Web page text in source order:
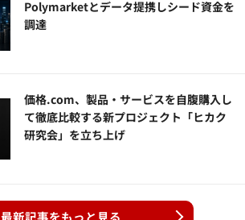
Polymarketとデータ提携しシード資金を
調達
価格.com、製品・サービスを自腹購入し
て徹底比較する新プロジェクト「ヒカク
研究会」を立ち上げ
最新記事をもっと見る